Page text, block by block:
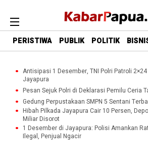
PERISTIWA PUBLIK POLITIK
Antisipasi 1 Desember, TNI Polri Patroli
Jayapura
Pesan Sejuk Polri di Deklarasi Pemilu Ceria
Gedung Perpustakaan SMPN 5 Sentani
Hibah Pilkada Jayapura Cair 10 Persen,
Miliar Disorot
1 Desember di Jayapura: Polisi Amankan
Ilegal, Penjual Ngacir